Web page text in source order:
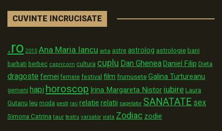
CUVINTE INCRUCISATE
.ro 2015 Ana Maria Iancu arta astre astrolog astrologie bani
barbati berbec capricorn cultura cuplu Dan GheneaDaniel Filip Dieta
dragoste femei femeie festival film frumusete Galina Turtureanu
gemeni hapi horoscop Irina Margareta Nistor iubire Laura
Gutanu leu moda pesti rac relatie relatii sagetator SANATATE sex
Simona Catrina taur teatru varsator viata Zodiac zodie